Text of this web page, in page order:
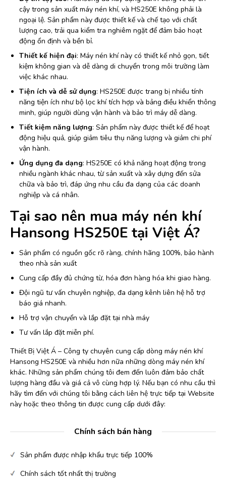
cậy trong sản xuất máy nén khí, và HS250E không phải là
ngoại lệ. Sản phẩm này được thiết kế và chế tạo với chất
lượng cao, trải qua kiểm tra nghiêm ngặt để đảm bảo hoạt
động ổn định và bền bỉ.
Thiết kế hiện đại: Máy nén khí này có thiết kế nhỏ gọn, tiết
kiệm không gian và dễ dàng di chuyển trong môi trường làm
việc khác nhau.
Tiện ích và dễ sử dụng: HS250E được trang bị nhiều tính
năng tiện ích như bộ lọc khí tích hợp và bảng điều khiển thông
minh, giúp người dùng vận hành và bảo trì máy dễ dàng.
Tiết kiệm năng lượng: Sản phẩm này được thiết kế để hoạt
động hiệu quả, giúp giảm tiêu thụ năng lượng và giảm chi phí
vận hành.
Ứng dụng đa dạng: HS250E có khả năng hoạt động trong
nhiều ngành khác nhau, từ sản xuất và xây dựng đến sửa
chữa và bảo trì, đáp ứng nhu cầu đa dạng của các doanh
nghiệp và cá nhân.
Tại sao nên mua máy nén khí
Hansong HS250E tại Việt Á?
Sản phẩm có nguồn gốc rõ ràng, chính hãng 100%, bảo hành
theo nhà sản xuất
Cung cấp đầy đủ chứng từ, hóa đơn hàng hóa khi giao hàng.
Đội ngũ tư vấn chuyên nghiệp, đa dạng kênh liên hệ hỗ trợ
báo giá nhanh.
Hỗ trợ vận chuyển và lắp đặt tại nhà máy
Tư vấn lắp đặt miễn phí.
Thiết Bị Việt Á – Công ty chuyên cung cấp dòng máy nén khí
Hansong HS250E và nhiều hơn nữa những dòng máy nén khí
khác. Những sản phẩm chúng tôi đem đến luôn đảm bảo chất
lượng hàng đầu và giá cả vô cùng hợp lý. Nếu bạn có nhu cầu thì
hãy tìm đến với chúng tôi bằng cách liên hệ trực tiếp tại Website
này hoặc theo thông tin được cung cấp dưới đây:
Chính sách bán hàng
Sản phẩm được nhập khẩu trực tiếp 100%
Chính sách tốt nhất thị trường